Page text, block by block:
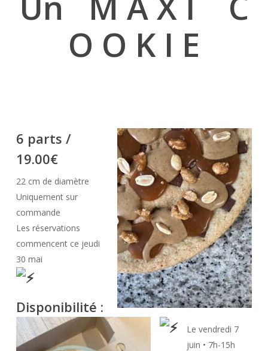
O O K I E
6 parts /
19.00€
22 cm de diamètre
Uniquement sur
commande
Les réservations
commencent ce jeudi
30 mai
Disponibilité :
Le vendredi 7
juin • 7h-15h